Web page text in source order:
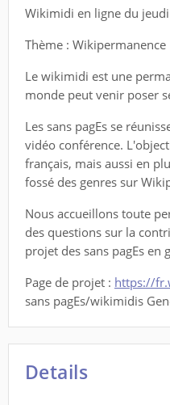
Wikimidi en ligne du
Thème : Wikipermanence
Le wikimidi est une
monde peut venir poser
Les sans pagEs se
vidéo conférence.
français, mais aussi en
fossé des genres sur
Nous accueillons toute
des questions sur la
projet des sans pagEs en
Page de projet : https://
sans pagEs/wikimidis
Details